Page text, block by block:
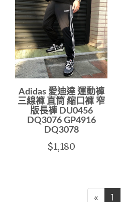
Adidas 愛迪達 運動褲
三線褲 直筒 縮口褲 窄
版長褲 DU0456
DQ3076 GP4916
DQ3078
$1,180
« 1